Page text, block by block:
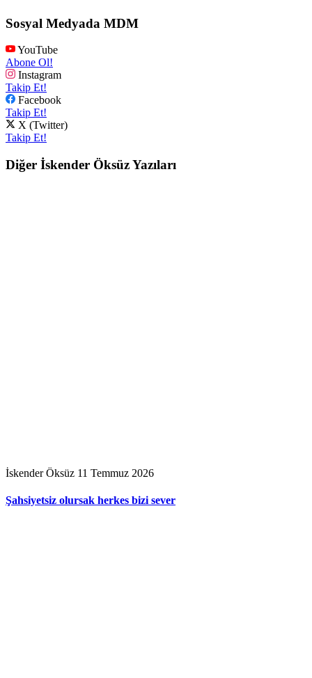
Sosyal Medyada MDM
YouTube
Abone Ol!
Instagram
Takip Et!
Facebook
Takip Et!
X (Twitter)
Takip Et!
Diğer İskender Öksüz Yazıları
İskender Öksüz 11 Temmuz 2026
Şahsiyetsiz olursak herkes bizi sever